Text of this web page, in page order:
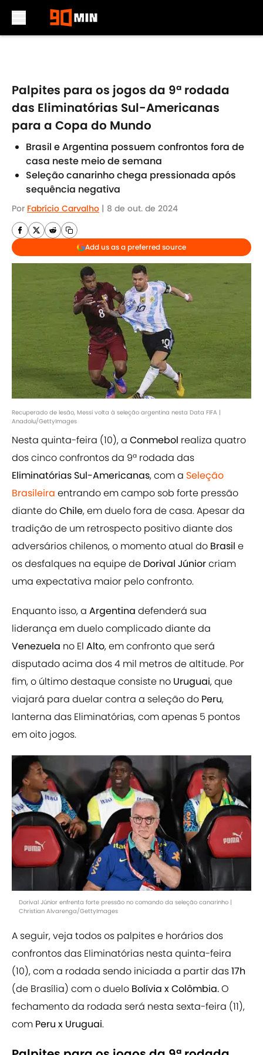
Palpites para os jogos da 9ª rodada
das Eliminatórias Sul-Americanas
para a Copa do Mundo
Brasil e Argentina possuem confrontos fora de
casa neste meio de semana
Seleção canarinho chega pressionada após
sequência negativa
Por Fabrício Carvalho | 8 de out. de 2024
Add us as a preferred source
Recuperado de lesão, Messi volta à seleção argentina nesta Data FIFA |
Anadolu/GettyImages
Nesta quinta-feira (10), a Conmebol realiza quatro
dos cinco confrontos da 9ª rodada das
Eliminatórias Sul-Americanas, com a Seleção
Brasileira entrando em campo sob forte pressão
diante doChile, em duelo fora de casa. Apesar da
tradição de um retrospecto positivo diante dos
adversários chilenos, o momento atual do Brasil e
os desfalques na equipe de Dorival Júniorcriam
uma expectativa maior pelo confronto.
Enquanto isso, a Argentina defenderá sua
liderança em duelo complicado diante da
Venezuela no El Alto, em confronto que será
disputado acima dos 4 mil metros de altitude. Por
fim, o último destaque consiste no Uruguai, que
viajará para duelar contra a seleção do Peru,
lanterna das Eliminatórias, com apenas 5 pontos
em oito jogos.
Dorival Júnior enfrenta forte pressão no comando da seleção canarinho |
Christian Alvarenga/GettyImages
A seguir, veja todos os palpites e horários dos
confrontos das Eliminatórias nesta quinta-feira
(10), com a rodada sendo iniciada a partir das17h
(de Brasília) com o duelo Bolívia x Colômbia.O
fechamento da rodada será nesta sexta-feira (11),
com Peru x Uruguai.